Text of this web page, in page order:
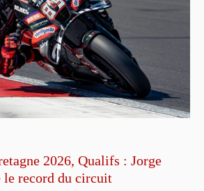
2026, Qualifs : Jorge
record du circuit